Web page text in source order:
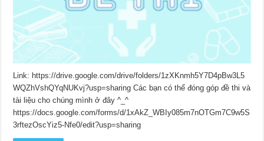
Link: https://drive.google.com/drive/folders/1zXKnmh5Y7D4pBw3L5
WQZhVshQYqNUKvj?usp=sharing Các bạn có thể đóng góp đề thi và
tài liệu cho chúng mình ở đây ^_^
https://docs.google.com/forms/d/1xAkZ_WBIy085m7nOTGm7C9w5S
3rftezOscYiz5-Nfe0/edit?usp=sharing